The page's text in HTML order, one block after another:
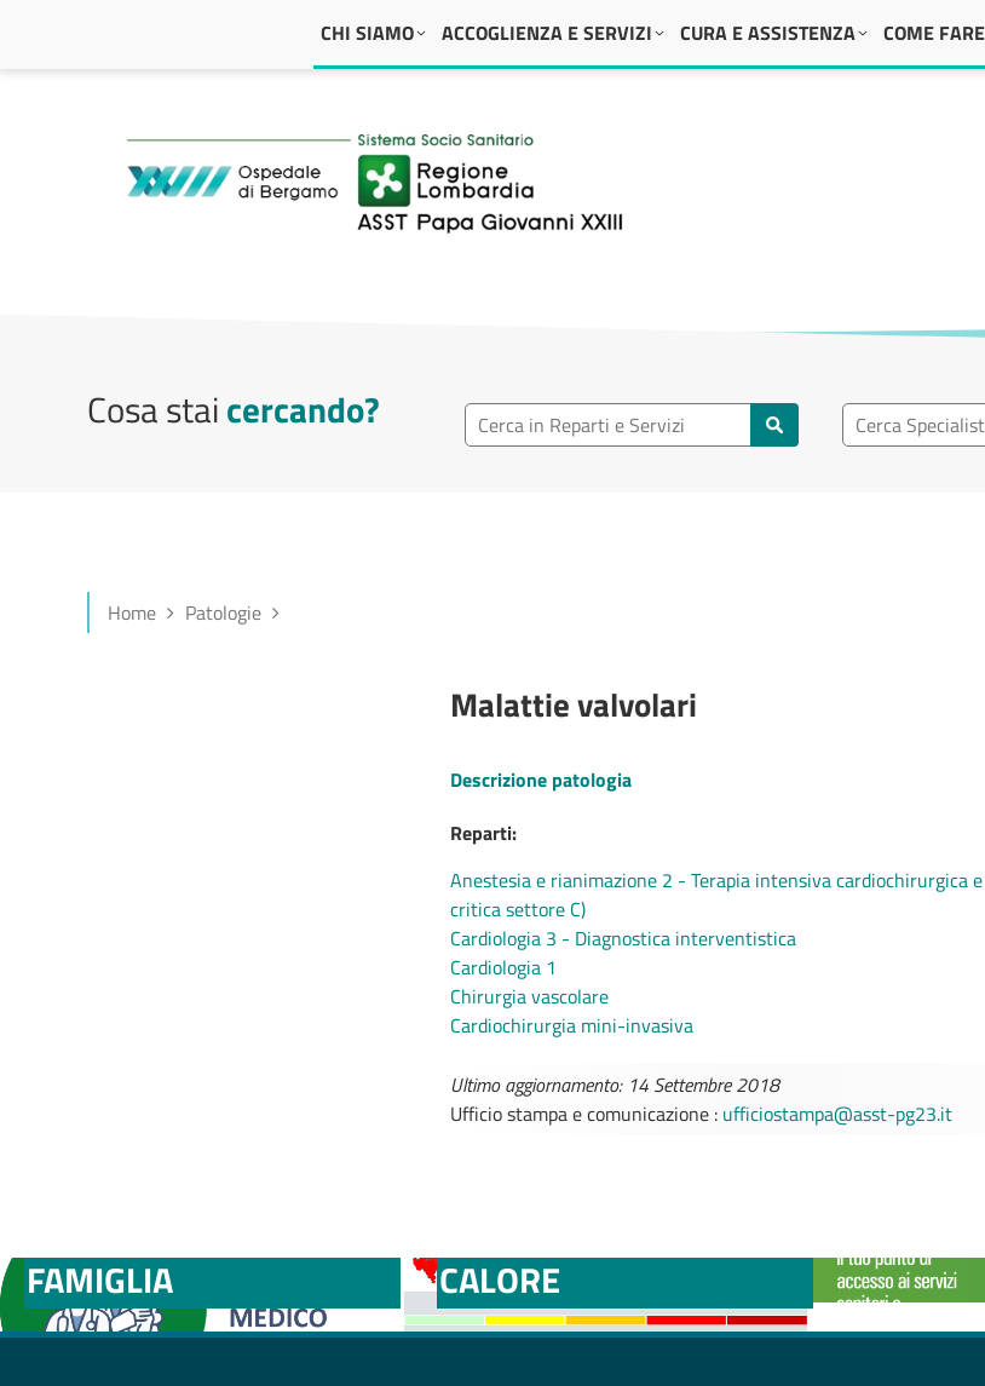
Navigazione principaleCHI SIAMO ACCOGLIENZA E SERVIZI CURA E ASSISTENZA COME
ASST Papa Giovanni XXIII
Cosa staicercando? Ricerca reparto Ricerca
Home Patologie
Malattie valvolari
Descrizione patologia
Reparti:
Anestesia e rianimazione 2 - Terapia intensiva cardiochirurgica
critica settore C)
Cardiologia 3 - Diagnostica interventistica
Cardiologia 1
Chirurgia vascolare
Cardiochirurgia mini-invasiva
Ultimo aggiornamento: 14 Settembre 2018
Ufficio stampa e comunicazione : ufficiostampa@asst-pg23.it
FAMIGLIA
CALORE